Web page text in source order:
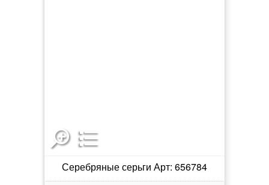
Серебряные серьги Арт: 656784